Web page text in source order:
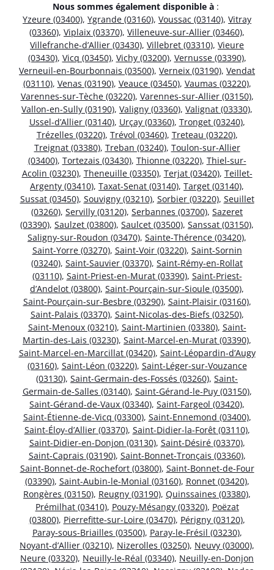
Nous sommes également disponible à :
Yzeure (03400), Ygrande (03160), Voussac (03140), Vitray
(03360), Viplaix (03370), Villeneuve-sur-Allier (03460),
Villefranche-d’Allier (03430), Villebret (03310), Vieure
(03430), Vicq (03450), Vichy (03200), Vernusse (03390),
Verneuil-en-Bourbonnais (03500), Verneix (03190), Vendat
(03110), Venas (03190), Veauce (03450), Vaumas (03220),
Varennes-sur-Tèche (03220), Varennes-sur-Allier (03150),
Vallon-en-Sully (03190), Valigny (03360), Valignat (03330),
Ussel-d’Allier (03140), Urçay (03360), Tronget (03240),
Trézelles (03220), Trévol (03460), Treteau (03220),
Treignat (03380), Treban (03240), Toulon-sur-Allier
(03400), Tortezais (03430), Thionne (03220), Thiel-sur-
Acolin (03230), Theneuille (03350), Terjat (03420), Teillet-
Argenty (03410), Taxat-Senat (03140), Target (03140),
Sussat (03450), Souvigny (03210), Sorbier (03220), Seuillet
(03260), Servilly (03120), Serbannes (03700), Sazeret
(03390), Saulzet (03800), Saulcet (03500), Sanssat (03150),
Saligny-sur-Roudon (03470), Sainte-Thérence (03420),
Saint-Yorre (03270), Saint-Voir (03220), Saint-Sornin
(03240), Saint-Sauvier (03370), Saint-Rémy-en-Rollat
(03110), Saint-Priest-en-Murat (03390), Saint-Priest-
d’Andelot (03800), Saint-Pourçain-sur-Sioule (03500),
Saint-Pourçain-sur-Besbre (03290), Saint-Plaisir (03160),
Saint-Palais (03370), Saint-Nicolas-des-Biefs (03250),
Saint-Menoux (03210), Saint-Martinien (03380), Saint-
Martin-des-Lais (03230), Saint-Marcel-en-Murat (03390),
Saint-Marcel-en-Marcillat (03420), Saint-Léopardin-d’Augy
(03160), Saint-Léon (03220), Saint-Léger-sur-Vouzance
(03130), Saint-Germain-des-Fossés (03260), Saint-
Germain-de-Salles (03140), Saint-Gérand-le-Puy (03150),
Saint-Gérand-de-Vaux (03340), Saint-Fargeol (03420),
Saint-Étienne-de-Vicq (03300), Saint-Ennemond (03400),
Saint-Éloy-d’Allier (03370), Saint-Didier-la-Forêt (03110),
Saint-Didier-en-Donjon (03130), Saint-Désiré (03370),
Saint-Caprais (03190), Saint-Bonnet-Tronçais (03360),
Saint-Bonnet-de-Rochefort (03800), Saint-Bonnet-de-Four
(03390), Saint-Aubin-le-Monial (03160), Ronnet (03420),
Rongères (03150), Reugny (03190), Quinssaines (03380),
Prémilhat (03410), Pouzy-Mésangy (03320), Poëzat
(03800), Pierrefitte-sur-Loire (03470), Périgny (03120),
Paray-sous-Briailles (03500), Paray-le-Frésil (03230),
Noyant-d’Allier (03210), Nizerolles (03250), Neuvy (03000),
Neure (03320), Neuilly-le-Réal (03340), Neuilly-en-Donjon